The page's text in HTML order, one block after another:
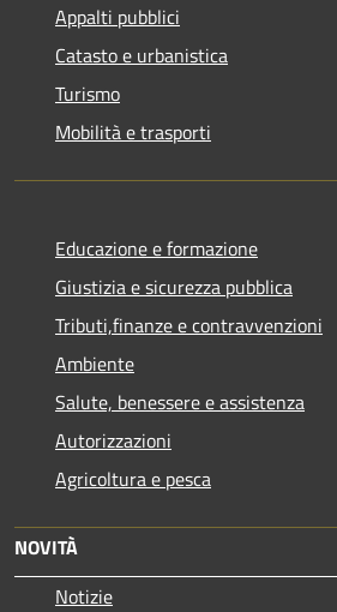
Appalti pubblici
Catasto e urbanistica
Turismo
Mobilità e trasporti
Educazione e formazione
Giustizia e sicurezza pubblica
Tributi,finanze e contravvenzioni
Ambiente
Salute, benessere e assistenza
Autorizzazioni
Agricoltura e pesca
NOVITÀ
Notizie